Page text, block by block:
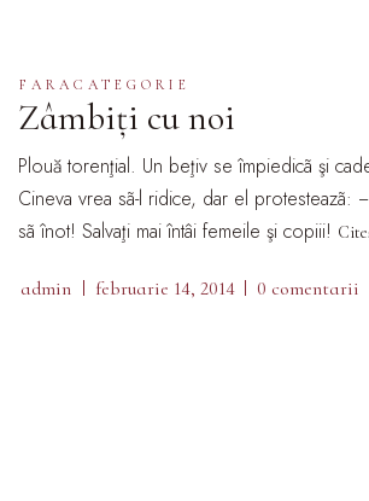
FARACATEGORIE
Zâmbiți cu noi
Plouă torenţial. Un beţiv se împiedicã şi
Cineva vrea sã-l ridice, dar el protesteazã: −
sã înot! Salvaţi mai întâi femeile şi copiii!
admin februarie 14, 2014 0 comentarii